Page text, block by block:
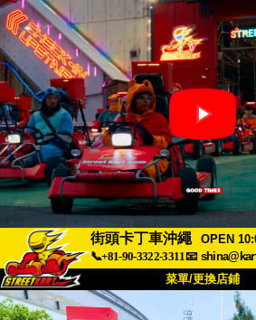
街頭卡丁車沖繩
OPEN
📞+81-90-3322-3311📧
菜單/更換店鋪
首頁